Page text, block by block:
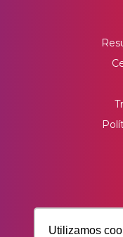
Utilizamos